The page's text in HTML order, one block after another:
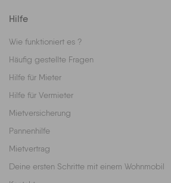
Hilfe
Wie funktioniert es ?
Häufig gestellte Fragen
Hilfe für Mieter
Hilfe für Vermieter
Mietversicherung
Pannenhilfe
Mietvertrag
Deine ersten Schritte mit einem Wohnmobil